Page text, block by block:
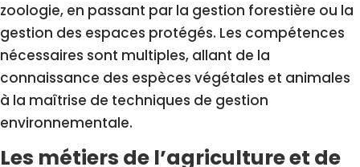
zoologie, en passant par la gestion forestière ou la
gestion des espaces protégés. Les compétences
nécessaires sont multiples, allant de la
connaissance des espèces végétales et animales
à la maîtrise de techniques de gestion
environnementale.
Les métiers de l’agriculture et de